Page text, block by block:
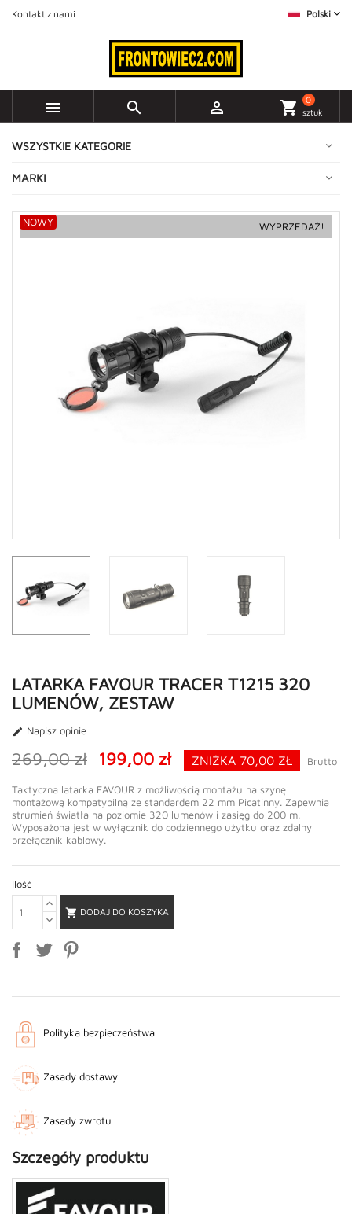
Kontakt z nami Polski
   shopping_cart
0
sztuk
WSZYSTKIE KATEGORIE
MARKI
WYPRZEDAŻ!
NOWY
LATARKA FAVOUR TRACER T1215 320
LUMENÓW, ZESTAW
 Napisz opinie
269,00 zł 199,00 zł ZNIŻKA 70,00 ZŁ Brutto
Taktyczna latarka FAVOUR z możliwością montażu na szynę
montażową kompatybilną ze standardem 22 mm Picatinny. Zapewnia
strumień światła na poziomie 320 lumenów i zasięg do 200 m.
Wyposażona jest w wyłącznik do codziennego użytku oraz zdalny
przełącznik kablowy.
Ilość
 DODAJ DO KOSZYKA
Polityka bezpieczeństwa
Zasady dostawy
Zasady zwrotu
Szczegóły produktu